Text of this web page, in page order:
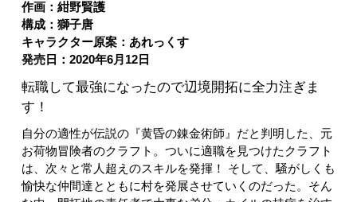
作画：紺野賢護
構成：獅子唐
キャラクター原案：あれっくす
発売日：2020年6月12日
転職して最強になったので辺境開拓に全力注ぎま
す！
自分の適性が伝説の『黄昏の錬金術師』だと判明した、元
お荷物冒険者のクラフト。ついに適職を見つけたクラフト
は、次々と常人超えのスキルを発揮！ そして、騒がしくも
愉快な仲間達とともに村を発展させていくのだった。そん